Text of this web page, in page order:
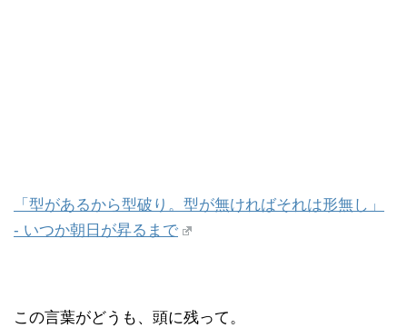
「型があるから型破り。型が無ければそれは形無し」
- いつか朝日が昇るまで
この言葉がどうも、頭に残って。